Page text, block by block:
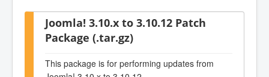
Joomla! 3.10.x to 3.10.12 Patch
Package (.tar.gz)
This package is for performing updates from